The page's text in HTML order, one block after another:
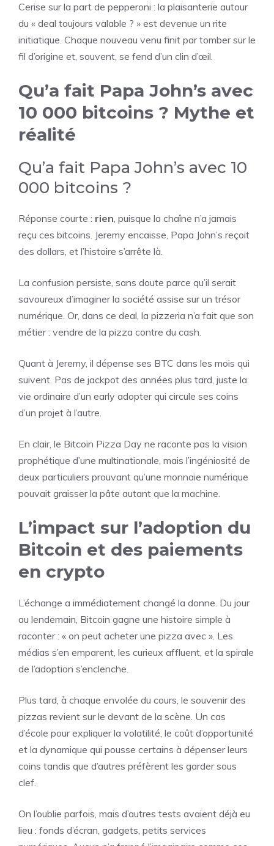
Cerise sur la part de pepperoni : la plaisanterie autour
du « deal toujours valable ? » est devenue un rite
initiatique. Chaque nouveau venu finit par tomber sur le
fil d’origine et, souvent, se fend d’un clin d’œil.
Qu’a fait Papa John’s avec
10 000 bitcoins ? Mythe et
réalité
Qu’a fait Papa John’s avec 10
000 bitcoins ?
Réponse courte : rien, puisque la chaîne n’a jamais
reçu ces bitcoins. Jeremy encaisse, Papa John’s reçoit
des dollars, et l’histoire s’arrête là.
La confusion persiste, sans doute parce qu’il serait
savoureux d’imaginer la société assise sur un trésor
numérique. Or, dans ce deal, la pizzeria n’a fait que son
métier : vendre de la pizza contre du cash.
Quant à Jeremy, il dépense ses BTC dans les mois qui
suivent. Pas de jackpot des années plus tard, juste la
vie ordinaire d’un early adopter qui circule ses coins
d’un projet à l’autre.
En clair, le Bitcoin Pizza Day ne raconte pas la vision
prophétique d’une multinationale, mais l’ingéniosité de
deux particuliers prouvant qu’une monnaie numérique
pouvait graisser la pâte autant que la machine.
L’impact sur l’adoption du
Bitcoin et des paiements
en crypto
L’échange a immédiatement changé la donne. Du jour
au lendemain, Bitcoin gagne une histoire simple à
raconter : « on peut acheter une pizza avec ». Les
médias s’en emparent, les curieux affluent, et la spirale
de l’adoption s’enclenche.
Plus tard, à chaque envolée du cours, le souvenir des
pizzas revient sur le devant de la scène. Un cas
d’école pour expliquer la volatilité, le coût d’opportunité
et la dynamique qui pousse certains à dépenser leurs
coins tandis que d’autres préfèrent les garder sous
clef.
On l’oublie parfois, mais d’autres tests avaient déjà eu
lieu : fonds d’écran, gadgets, petits services